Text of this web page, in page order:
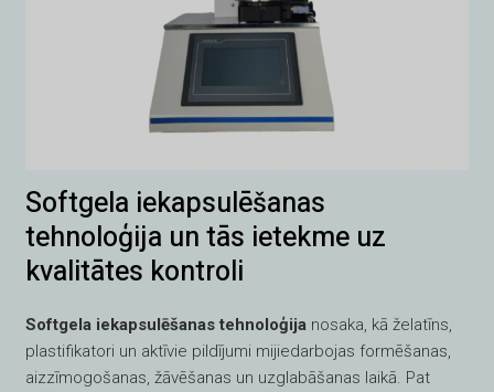
Softgela iekapsulēšanas
tehnoloģija un tās ietekme uz
kvalitātes kontroli
Softgela iekapsulēšanas tehnoloģija nosaka, kā želatīns,
plastifikatori un aktīvie pildījumi mijiedarbojas formēšanas,
aizzīmogošanas, žāvēšanas un uzglabāšanas laikā. Pat